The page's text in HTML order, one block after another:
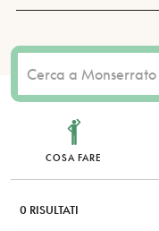
COSA FARE
0 RISULTATI